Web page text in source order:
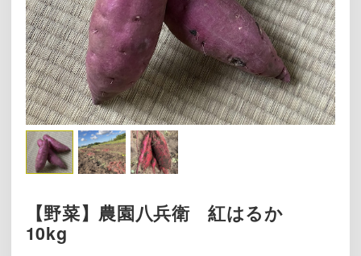
【野菜】農園八兵衛 紅はるか
10kg